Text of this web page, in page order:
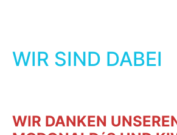
WIR SIND DABEI
WIR DANKEN